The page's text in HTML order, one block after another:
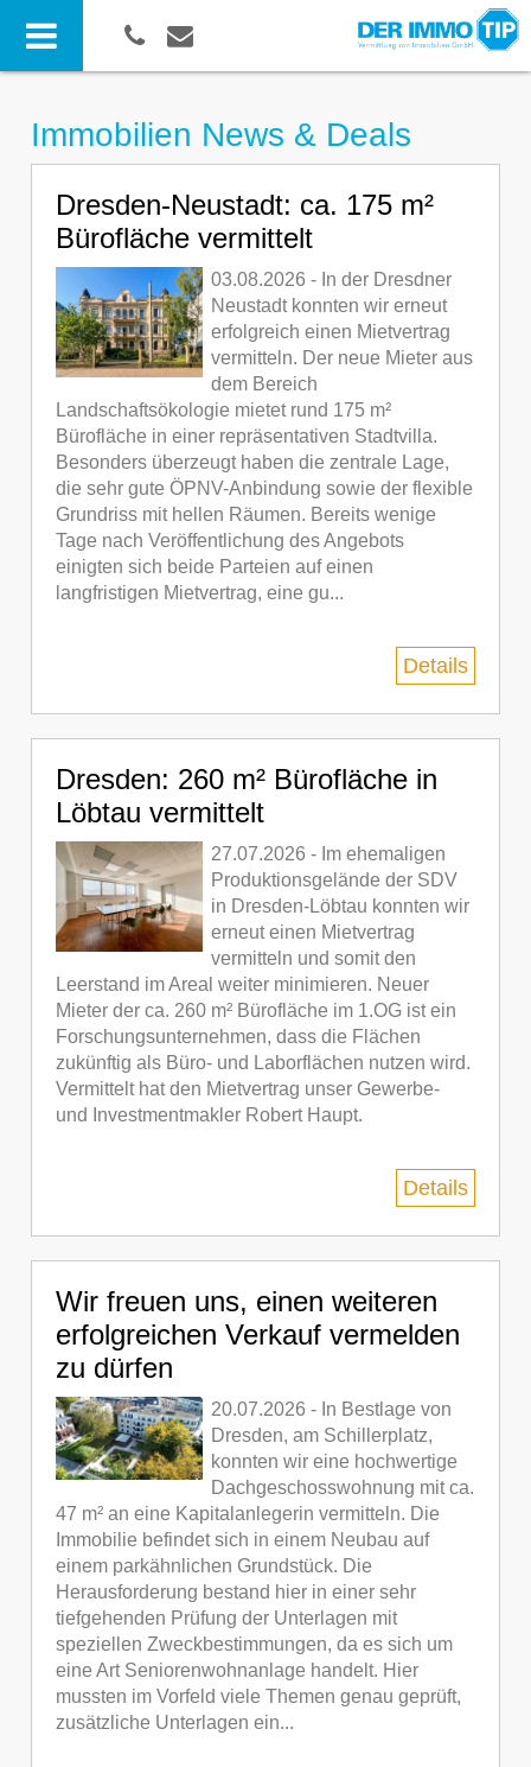
Immobilien News & Deals
Dresden-Neustadt: ca. 175 m²
Bürofläche vermittelt
03.08.2026 - In der Dresdner
Neustadt konnten wir erneut
erfolgreich einen Mietvertrag
vermitteln. Der neue Mieter aus
dem Bereich
Landschaftsökologie mietet rund 175 m²
Bürofläche in einer repräsentativen Stadtvilla.
Besonders überzeugt haben die zentrale Lage,
die sehr gute ÖPNV-Anbindung sowie der flexible
Grundriss mit hellen Räumen. Bereits wenige
Tage nach Veröffentlichung des Angebots
einigten sich beide Parteien auf einen
langfristigen Mietvertrag, eine gu...
Details
Dresden: 260 m² Bürofläche in
Löbtau vermittelt
27.07.2026 - Im ehemaligen
Produktionsgelände der SDV
in Dresden-Löbtau konnten wir
erneut einen Mietvertrag
vermitteln und somit den
Leerstand im Areal weiter minimieren. Neuer
Mieter der ca. 260 m² Bürofläche im 1.OG ist ein
Forschungsunternehmen, dass die Flächen
zukünftig als Büro- und Laborflächen nutzen wird.
Vermittelt hat den Mietvertrag unser Gewerbe-
und Investmentmakler Robert Haupt.
Details
Wir freuen uns, einen weiteren
erfolgreichen Verkauf vermelden
zu dürfen
20.07.2026 - In Bestlage von
Dresden, am Schillerplatz,
konnten wir eine hochwertige
Dachgeschosswohnung mit ca.
47 m² an eine Kapitalanlegerin vermitteln. Die
Immobilie befindet sich in einem Neubau auf
einem parkähnlichen Grundstück. Die
Herausforderung bestand hier in einer sehr
tiefgehenden Prüfung der Unterlagen mit
speziellen Zweckbestimmungen, da es sich um
eine Art Seniorenwohnanlage handelt. Hier
mussten im Vorfeld viele Themen genau geprüft,
zusätzliche Unterlagen ein...